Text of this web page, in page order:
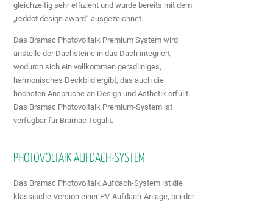
gleichzeitig sehr effizient und wurde bereits mit dem
„reddot design award” ausgezeichnet.
Das Bramac Photovoltaik Premium System wird
anstelle der Dachsteine in das Dach integriert,
wodurch sich ein vollkommen geradliniges,
harmonisches Deckbild ergibt, das auch die
höchsten Ansprüche an Design und Ästhetik erfüllt.
Das Bramac Photovoltaik Premium-System ist
verfügbar für Bramac Tegalit.
PHOTOVOLTAIK AUFDACH-SYSTEM
Das Bramac Photovoltaik Aufdach-System ist die
klassische Version einer PV-Aufdach-Anlage, bei der